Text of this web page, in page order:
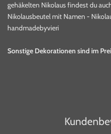
gehäkelten Nikolaus findest du
Nikolausbeutel mit Namen -
handmadebyvieri
Sonstige Dekorationen sind im